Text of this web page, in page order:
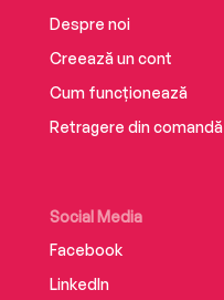
Despre noi
Creează un cont
Cum funcționează
Retragere din comandă
Social Media
Facebook
LinkedIn